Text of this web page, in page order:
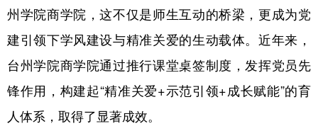
文化 书画 健康 军事
法律 中央文件 金融 汽车
食品 人居
州学院商学院，这不仅是师生互动的桥梁，更成为党
建引领下学风建设与精准关爱的生动载体。近年来，
台州学院商学院通过推行课堂桌签制度，发挥党员先
锋作用，构建起“精准关爱+示范引领+成长赋能”的育
人体系，取得了显著成效。